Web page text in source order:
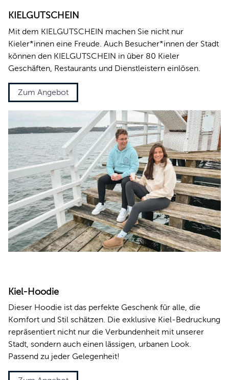
KIELGUTSCHEIN
Mit dem KIELGUTSCHEIN machen Sie nicht nur
Kieler*innen eine Freude. Auch Besucher*innen der Stadt
können den KIELGUTSCHEIN in über 80 Kieler
Geschäften, Restaurants und Dienstleistern einlösen.
Zum Angebot
Kiel-Hoodie
Dieser Hoodie ist das perfekte Geschenk für alle, die
Komfort und Stil schätzen. Die exklusive Kiel-Bedruckung
repräsentiert nicht nur die Verbundenheit mit unserer
Stadt, sondern auch einen lässigen, urbanen Look.
Passend zu jeder Gelegenheit!